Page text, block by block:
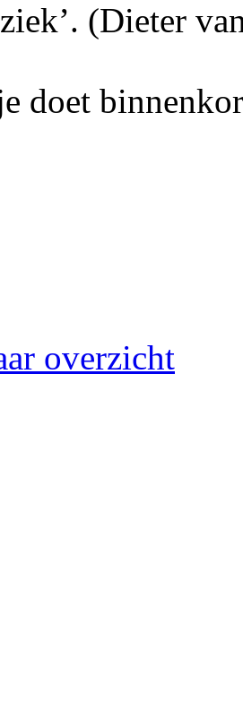
(Dieter
doet
overzicht